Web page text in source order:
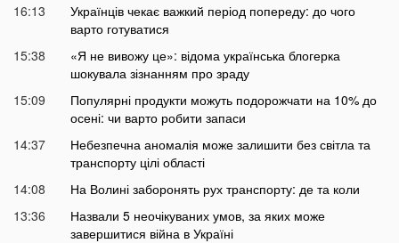
16:13
Українців чекає важкий період попереду: до чого
варто готуватися
15:38
«Я не вивожу це»: відома українська блогерка
шокувала зізнанням про зраду
15:09
Популярні продукти можуть подорожчати на 10% до
осені: чи варто робити запаси
14:37
Небезпечна аномалія може залишити без світла та
транспорту цілі області
14:08
На Волині заборонять рух транспорту: де та коли
13:36
Назвали 5 неочікуваних умов, за яких може
завершитися війна в Україні